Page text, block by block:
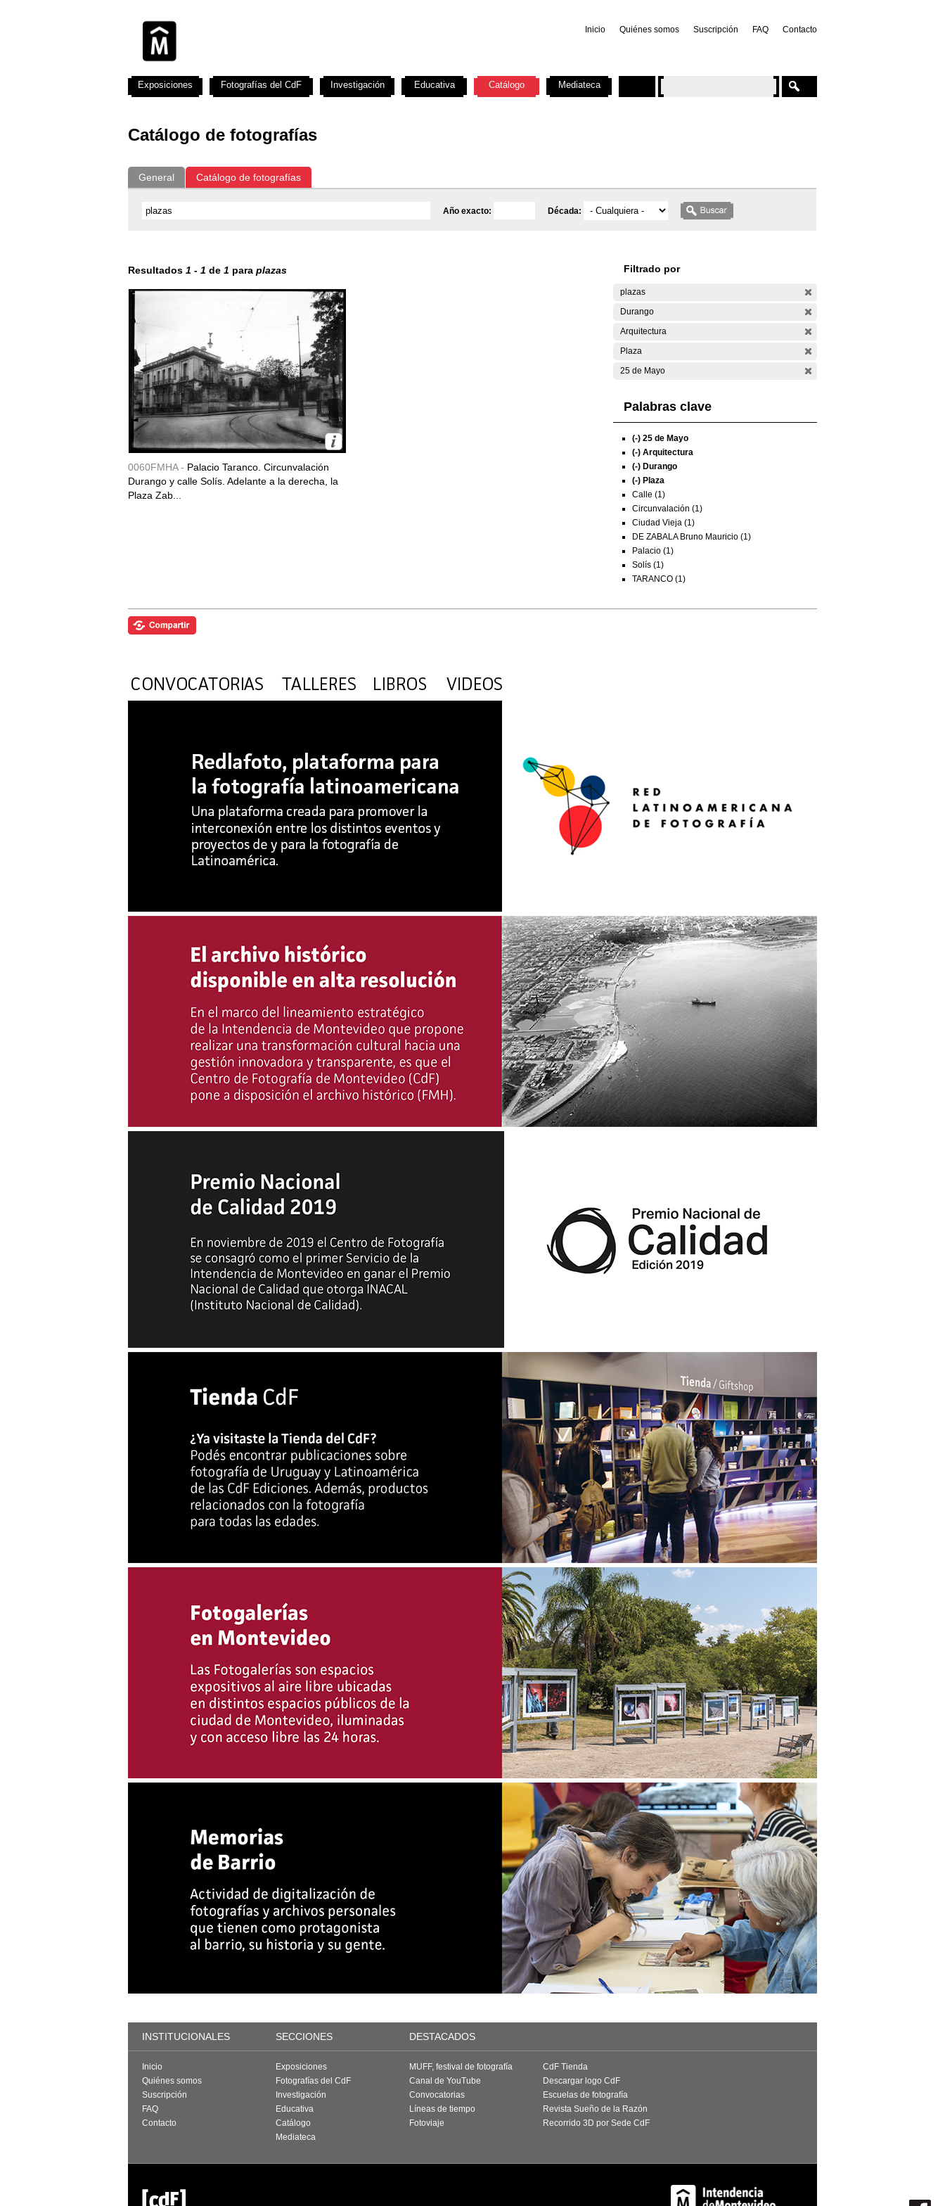
Inicio Quiénes somos Suscripción FAQ Contacto
Catálogo de fotografías
General Catálogo de fotografías
Año exacto: Década:
Resultados 1 - 1 de 1 para plazas
0060FMHA - Palacio Taranco. Circunvalación
Durango y calle Solís. Adelante a la derecha, la
Plaza Zab...
Filtrado por
plazas
Durango
Arquitectura
Plaza
25 de Mayo
Palabras clave
(-) 25 de Mayo
(-) Arquitectura
(-) Durango
(-) Plaza
Calle (1)
Circunvalación (1)
Ciudad Vieja (1)
DE ZABALA Bruno Mauricio (1)
Palacio (1)
Solís (1)
TARANCO (1)
Exposiciones Fotografías del CdF Investigación Educativa Catálogo Mediateca
INSTITUCIONALES SECCIONES DESTACADOS
Inicio
Quiénes somos
Suscripción
FAQ
Contacto
Exposiciones
Fotografías del CdF
Investigación
Educativa
Catálogo
Mediateca
MUFF, festival de fotografía
Canal de YouTube
Convocatorias
Líneas de tiempo
Fotoviaje
CdF Tienda
Descargar logo CdF
Escuelas de fotografía
Revista Sueño de la Razón
Recorrido 3D por Sede CdF